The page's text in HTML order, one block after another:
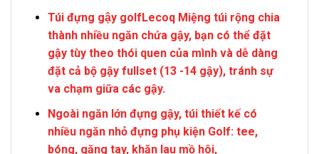
Túi đựng gậy golfLecoq Miệng túi rộng chia
thành nhiều ngăn chứa gậy, bạn có thể đặt
gậy tùy theo thói quen của mình và dễ dàng
đặt cả bộ gậy fullset (13 -14 gậy), tránh sự
va chạm giữa các gậy.
Ngoài ngăn lớn đựng gậy, túi thiết kế có
nhiều ngăn nhỏ đựng phụ kiện Golf: tee,
bóng, găng tay, khăn lau mồ hôi,